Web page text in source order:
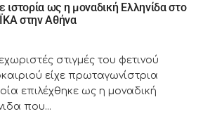
ως η μοναδική Ελληνίδα στο
στην Αθήνα
στιγμές του φετινού
είχε πρωταγωνίστρια
επιλέχθηκε ως η μοναδική
που...